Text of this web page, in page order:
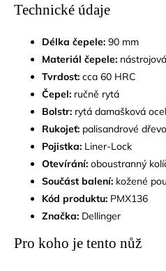
Technické údaje
Délka čepele: 90 mm
Materiál čepele:
Tvrdost: cca 60 HRC
Čepel: ručně rytá
Bolstr: rytá damašková ocel
Rukojeť: palisandrové
Pojistka: Liner-Lock
Otevírání: oboustranný
Součást balení: kožené
Kód produktu: PMX136
Značka: Dellinger
Pro koho je tento nůž